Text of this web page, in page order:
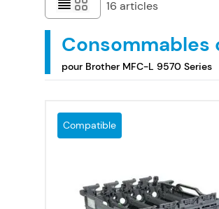
16 articles
pour Brother MFC-L 9570 Series
Compatible